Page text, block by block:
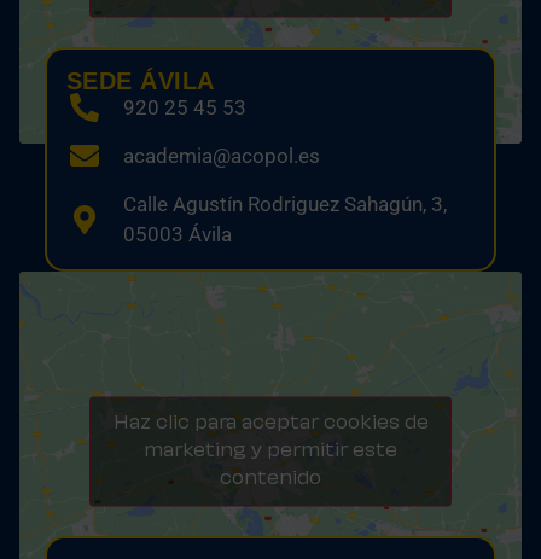
SEDE ÁVILA
920 25 45 53
academia@acopol.es
Calle Agustín Rodriguez Sahagún, 3,
05003 Ávila
Haz clic para aceptar cookies de
marketing y permitir este
contenido